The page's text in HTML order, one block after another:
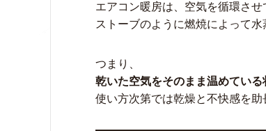
エアコン暖房は、空気を循環させ
ストーブのように燃焼によって
つまり、
乾いた空気をそのまま温めている
使い方次第では乾燥と不快感を助